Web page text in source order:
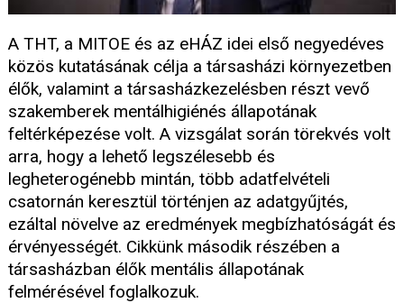
A THT, a MITOE és az eHÁZ idei első negyedéves
közös kutatásának célja a társasházi környezetben
élők, valamint a társasházkezelésben részt vevő
szakemberek mentálhigiénés állapotának
feltérképezése volt. A vizsgálat során törekvés volt
arra, hogy a lehető legszélesebb és
legheterogénebb mintán, több adatfelvételi
csatornán keresztül történjen az adatgyűjtés,
ezáltal növelve az eredmények megbízhatóságát és
érvényességét. Cikkünk második részében a
társasházban élők mentális állapotának
felmérésével foglalkozuk.